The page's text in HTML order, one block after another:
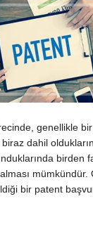
genellikle
dahil
birden
bir patent